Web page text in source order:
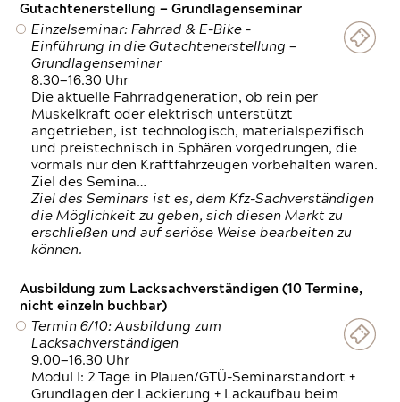
Gutachtenerstellung — Grundlagenseminar
Einzelseminar: Fahrrad & E-Bike -
Einführung in die Gutachtenerstellung —
Grundlagenseminar
8.30—16.30 Uhr
Die aktuelle Fahrradgeneration, ob rein per
Muskelkraft oder elektrisch unterstützt
angetrieben, ist technologisch, materialspezifisch
und preistechnisch in Sphären vorgedrungen, die
vormals nur den Kraftfahrzeugen vorbehalten waren.
Ziel des Semina…
Ziel des Seminars ist es, dem Kfz-Sachverständigen
die Möglichkeit zu geben, sich diesen Markt zu
erschließen und auf seriöse Weise bearbeiten zu
können.
Ausbildung zum Lacksachverständigen (10 Termine,
nicht einzeln buchbar)
Termin 6/10: Ausbildung zum
Lacksachverständigen
9.00—16.30 Uhr
Modul I: 2 Tage in Plauen/GTÜ-Seminarstandort +
Grundlagen der Lackierung + Lackaufbau beim